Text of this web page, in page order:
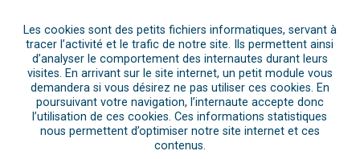
Les cookies sont des petits fichiers informatiques, servant à
tracer l’activité et le trafic de notre site. Ils permettent ainsi
d’analyser le comportement des internautes durant leurs
visites. En arrivant sur le site internet, un petit module vous
demandera si vous désirez ne pas utiliser ces cookies. En
poursuivant votre navigation, l’internaute accepte donc
l’utilisation de ces cookies. Ces informations statistiques
nous permettent d’optimiser notre site internet et ces
contenus.